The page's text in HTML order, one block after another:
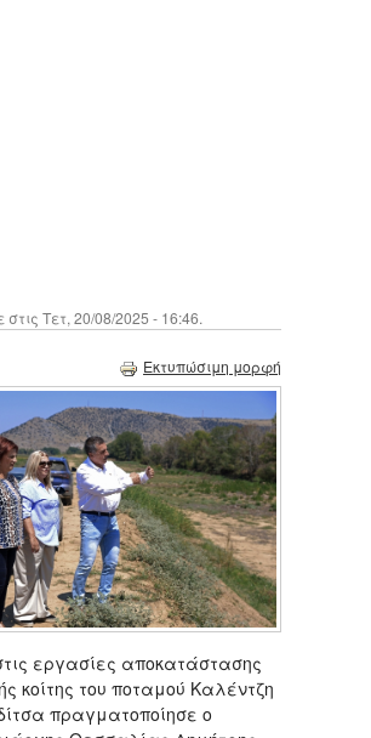
Τετ, 20/08/2025 - 16:46.
Εκτυπώσιμη μορφή
εργασίες αποκατάστασης
κοίτης του ποταμού Καλέντζη
πραγματοποίησε ο